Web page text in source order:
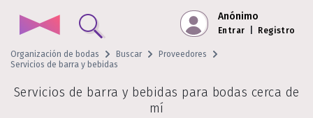
Anónimo
Entrar Registro
Organización de bodas Buscar
Proveedores
Servicios de barra y bebidas
Servicios de barra y bebidas para bodas cerca de
mí